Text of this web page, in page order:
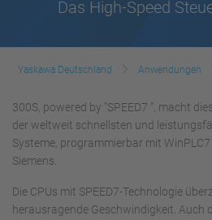
Das High-Speed
Yaskawa Deutschland Anwendungen
300S, powered by "SPEED7 ", macht
der weltweit schnellsten und
Systeme, programmierbar mit WinPLC7
Siemens.
Die CPUs mit SPEED7-Technologie
herausragende Geschwindigkeit. Auch